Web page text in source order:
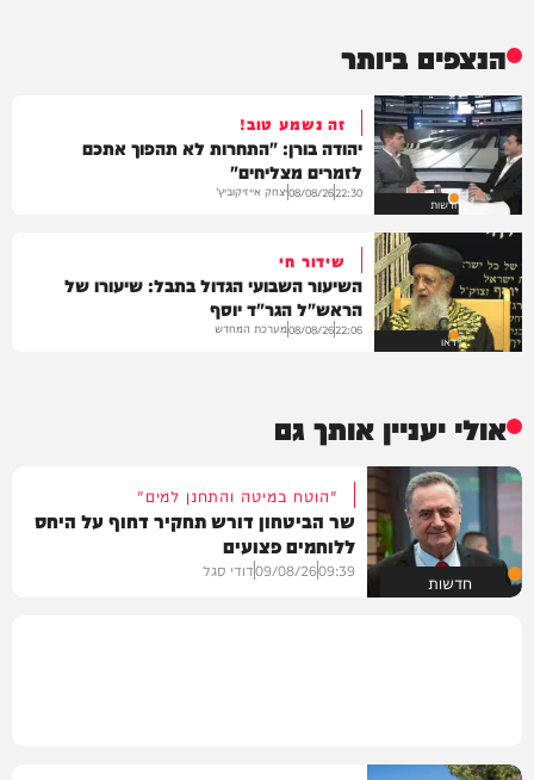
הנצפים ביותר
חדשות
זה נשמע טוב!
יהודה בורן: "התחרות לא תהפוך אתכם
לזמרים מצליחים"
22:30
08/08/26יצחק אייזיקוביץ'
וידאו
שידור חי
השיעור השבועי הגדול בתבל: שיעורו של
הראש"ל הגר"ד יוסף
22:06
08/08/26מערכת המחדש
אולי יעניין אותך גם
חדשות
"הוטח במיטה והתחנן למים"
שר הביטחון דורש תחקיר דחוף על היחס
ללוחמים פצועים
09:39
09/08/26דודי סגל